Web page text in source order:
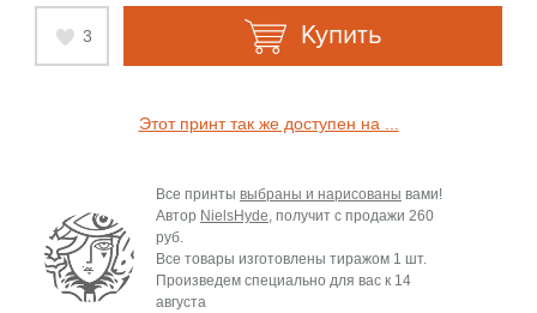
3 Купить
Этот принт так же доступен на ...
Все принты выбраны и нарисованы вами!
Автор NielsHyde, получит с продажи 260
руб.
Все товары изготовлены тиражом 1 шт.
Произведем специально для вас к 14
августа